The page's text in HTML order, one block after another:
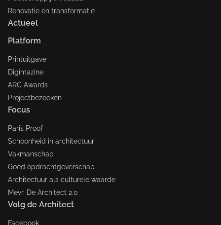
Renovatie en transformatie
Actueel
Platform
Printuitgave
Digimazine
ARC Awards
Projectbezoeken
Focus
Paris Proof
Schoonheid in architectuur
Vakmanschap
Goed opdrachtgeverschap
Architectuur als culturele waarde
Mevr. De Architect 2.0
Volg de Architect
Facebook